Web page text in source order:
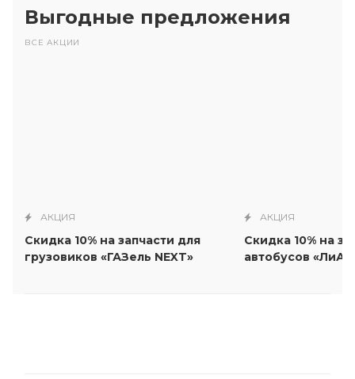
Выгодные предложения
ВСЕ АКЦИИ
АКЦИЯ
Скидка 10% на запчасти для
грузовиков «ГАЗель NEXT»
АКЦИЯ
Скидка 10% на
автобусов